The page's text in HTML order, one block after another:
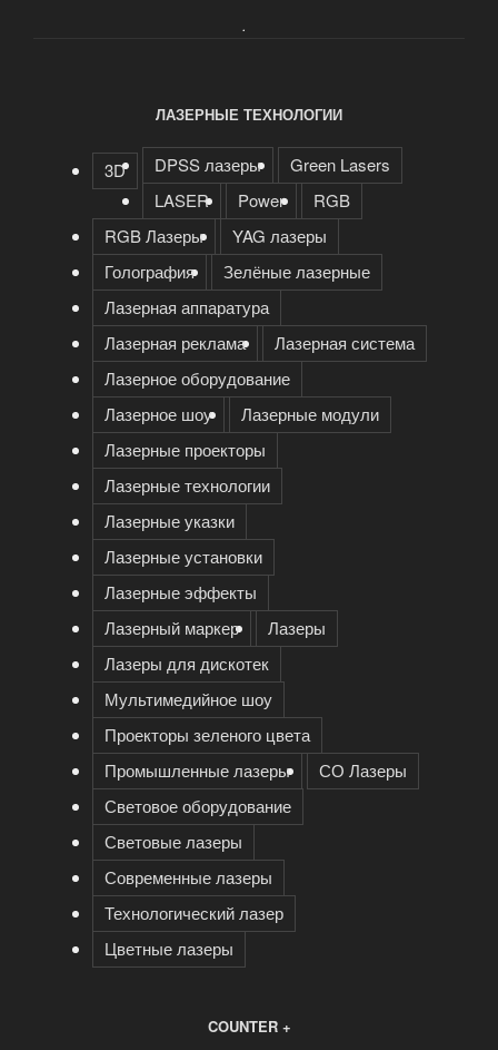
.
ЛАЗЕРНЫЕ ТЕХНОЛОГИИ
3D DPSS лазеры
Green Lasers
LASER
Power
RGB
RGB Лазеры
YAG лазеры
Голография
Зелёные лазерные
Лазерная аппаратура
Лазерная реклама
Лазерная система
Лазерное оборудование
Лазерное шоу
Лазерные модули
Лазерные проекторы
Лазерные технологии
Лазерные указки
Лазерные установки
Лазерные эффекты
Лазерный маркер
Лазеры
Лазеры для дискотек
Мультимедийное шоу
Проекторы зеленого цвета
Промышленные лазеры
СО Лазеры
Световое оборудование
Световые лазеры
Современные лазеры
Технологический лазер
Цветные лазеры
COUNTER +